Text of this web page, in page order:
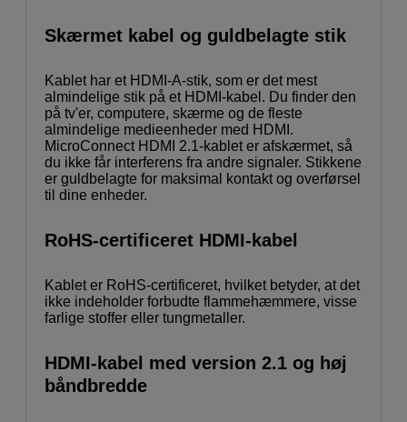
Skærmet kabel og guldbelagte stik
Kablet har et HDMI-A-stik, som er det mest
almindelige stik på et HDMI-kabel. Du finder den
på tv'er, computere, skærme og de fleste
almindelige medieenheder med HDMI.
MicroConnect HDMI 2.1-kablet er afskærmet, så
du ikke får interferens fra andre signaler. Stikkene
er guldbelagte for maksimal kontakt og overførsel
til dine enheder.
RoHS-certificeret HDMI-kabel
Kablet er RoHS-certificeret, hvilket betyder, at det
ikke indeholder forbudte flammehæmmere, visse
farlige stoffer eller tungmetaller.
HDMI-kabel med version 2.1 og høj
båndbredde